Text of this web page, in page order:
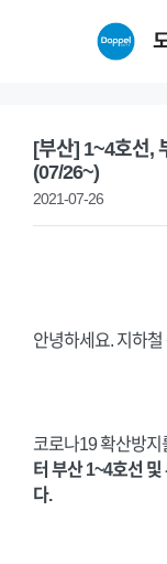
[부산] 1~4호선,
(07/26~)
2021-07-26
안녕하세요. 지하
코로나19 확산방지
터 부산 1~4호선
다.